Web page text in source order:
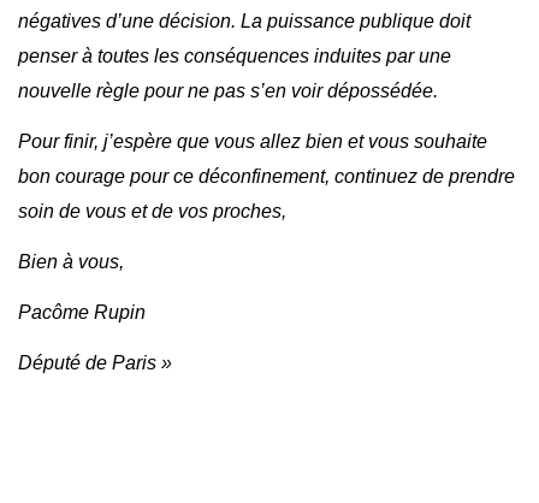
négatives d’une décision. La puissance publique doit
penser à toutes les conséquences induites par une
nouvelle règle pour ne pas s’en voir dépossédée.
Pour finir, j’espère que vous allez bien et vous souhaite
bon courage pour ce déconfinement, continuez de prendre
soin de vous et de vos proches,
Bien à vous,
Pacôme Rupin
Député de Paris »